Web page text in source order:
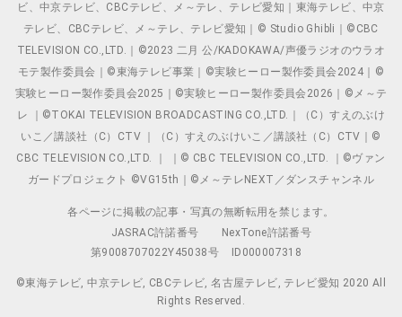
ビ、中京テレビ、CBCテレビ、メ～テレ、テレビ愛知｜東海テレビ、中京
テレビ、CBCテレビ、メ～テレ、テレビ愛知｜© Studio Ghibli｜©CBC
TELEVISION CO.,LTD.｜©2023 二月 公/KADOKAWA/声優ラジオのウラオ
モテ製作委員会｜©東海テレビ事業｜©実験ヒーロー製作委員会2024｜©
実験ヒーロー製作委員会2025｜©実験ヒーロー製作委員会2026｜©メ～テ
レ ｜©TOKAI TELEVISION BROADCASTING CO.,LTD.｜（C）すえのぶけ
いこ／講談社（C）CTV ｜（C）すえのぶけいこ／講談社（C）CTV｜©
CBC TELEVISION CO.,LTD. ｜ ｜© CBC TELEVISION CO.,LTD. ｜©ヴァン
ガードプロジェクト ©VG15th｜©メ～テレNEXT／ダンスチャンネル
各ページに掲載の記事・写真の無断転用を禁じます。
JASRAC許諾番号
NexTone許諾番号
第9008707022Y45038号
ID000007318
©東海テレビ, 中京テレビ, CBCテレビ, 名古屋テレビ, テレビ愛知 2020 All
Rights Reserved.